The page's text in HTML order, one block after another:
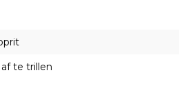
te trillen